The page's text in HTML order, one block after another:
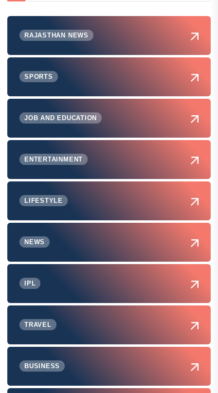
RAJASTHAN NEWS
SPORTS
JOB AND EDUCATION
ENTERTAINMENT
LIFESTYLE
NEWS
IPL
TRAVEL
BUSINESS